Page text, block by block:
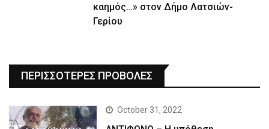
καημός…» στον Δήμο Λατσιών-
Γερίου
ΠΕΡΙΣΣΟΤΕΡΕΣ ΠΡΟΒΟΛΕΣ
October 31, 2022